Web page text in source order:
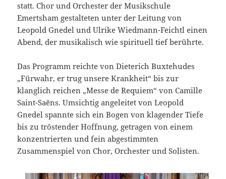
statt. Chor und Orchester der Musikschule
Emertsham gestalteten unter der Leitung von
Leopold Gnedel und Ulrike Wiedmann-Feichtl einen
Abend, der musikalisch wie spirituell tief berührte.
Das Programm reichte von Dieterich Buxtehudes
„Fürwahr, er trug unsere Krankheit“ bis zur
klanglich reichen „Messe de Requiem“ von Camille
Saint-Saëns. Umsichtig angeleitet von Leopold
Gnedel spannte sich ein Bogen von klagender Tiefe
bis zu tröstender Hoffnung, getragen von einem
konzentrierten und fein abgestimmten
Zusammenspiel von Chor, Orchester und Solisten.